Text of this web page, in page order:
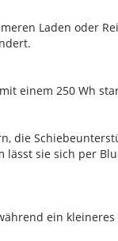
Laden oder
einem 250 Wh
die
sie sich per
ein